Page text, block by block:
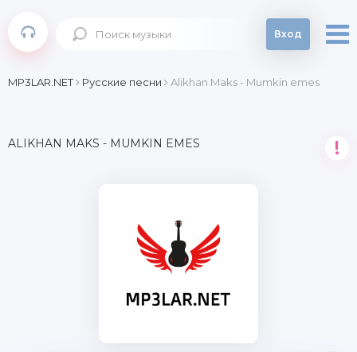
Вход
MP3LAR.NET Русские песни Alikhan Maks - Mumkin emes
ALIKHAN MAKS - MUMKIN EMES !